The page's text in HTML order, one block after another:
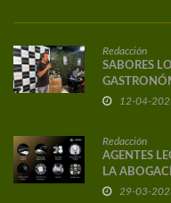
Redacción
SABORES
DE AUTOR
12-04-
Redacción
AGENTES
LA
29-03-